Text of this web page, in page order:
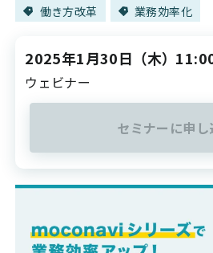
働き方改革
業務効率化
2025年1月30日 （木）
ウェビナー
セミナーに申し